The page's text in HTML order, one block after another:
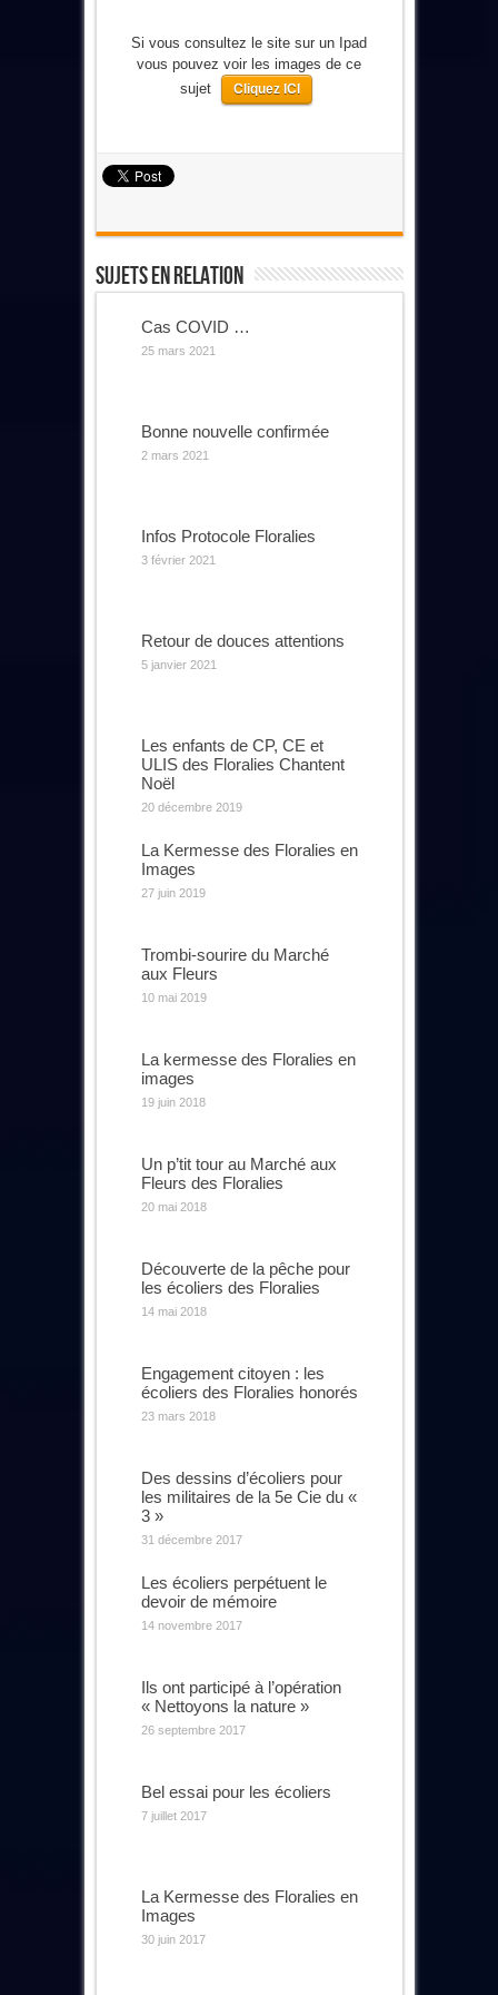
Si vous consultez le site sur un Ipad
vous pouvez voir les images de ce
sujet
Cliquez ICI
Sujets En Relation
Cas COVID …
25 mars 2021
Bonne nouvelle confirmée
2 mars 2021
Infos Protocole Floralies
3 février 2021
Retour de douces attentions
5 janvier 2021
Les enfants de CP, CE et
ULIS des Floralies Chantent
Noël
20 décembre 2019
La Kermesse des Floralies en
Images
27 juin 2019
Trombi-sourire du Marché
aux Fleurs
10 mai 2019
La kermesse des Floralies en
images
19 juin 2018
Un p’tit tour au Marché aux
Fleurs des Floralies
20 mai 2018
Découverte de la pêche pour
les écoliers des Floralies
14 mai 2018
Engagement citoyen : les
écoliers des Floralies honorés
23 mars 2018
Des dessins d’écoliers pour
les militaires de la 5e Cie du «
3 »
31 décembre 2017
Les écoliers perpétuent le
devoir de mémoire
14 novembre 2017
Ils ont participé à l’opération
« Nettoyons la nature »
26 septembre 2017
Bel essai pour les écoliers
7 juillet 2017
La Kermesse des Floralies en
Images
30 juin 2017